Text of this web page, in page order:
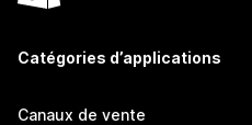
Catégories d’applications
Canaux de vente